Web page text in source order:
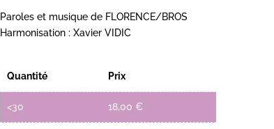
Paroles et musique de FLORENCE/BROS
Harmonisation : Xavier VIDIC
Quantité Prix
<30 18,00 €